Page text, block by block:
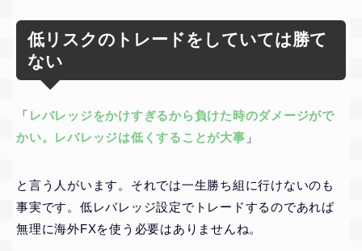
低リスクのトレードをしていては勝て
ない
「 レバレッジをかけすぎるから負けた時のダメージがで
かい。レバレッジは低くすることが大事 」
と言う人がいます。それでは一生勝ち組に行けないのも
事実です。低レバレッジ設定でトレードするのであれば
無理に海外FXを使う必要はありませんね。